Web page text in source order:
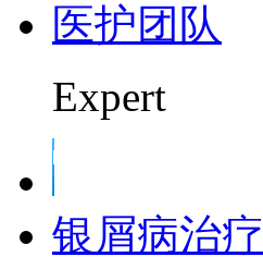
医护团队
Expert
银屑病治疗